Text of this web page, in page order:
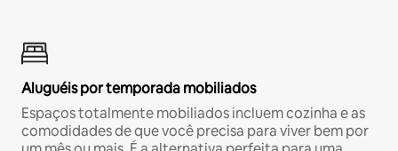
Aluguéis por temporada mobiliados
Espaços totalmente mobiliados incluem cozinha e as
comodidades de que você precisa para viver bem por